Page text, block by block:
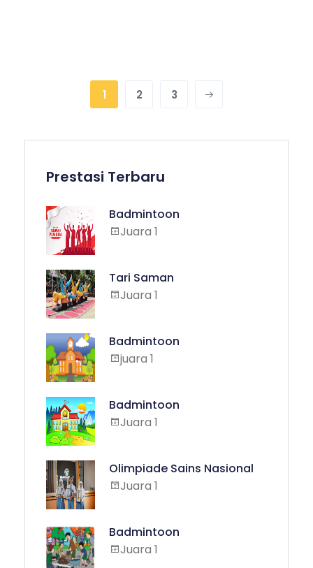
1 2 3
Prestasi Terbaru
Badmintoon
Juara 1
Tari Saman
Juara 1
Badmintoon
juara 1
Badmintoon
Juara 1
Olimpiade Sains Nasional
Juara 1
Badmintoon
Juara 1